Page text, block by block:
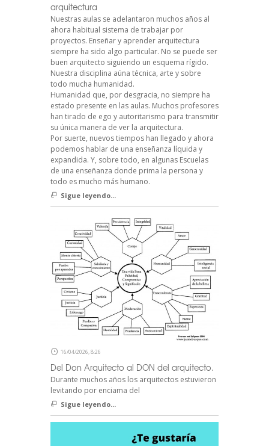
arquitectura
Nuestras aulas se adelantaron muchos años al
ahora habitual sistema de trabajar por
proyectos. Enseñar y aprender arquitectura
siempre ha sido algo particular. No se puede ser
buen arquitecto siguiendo un esquema rígido.
Nuestra disciplina aúna técnica, arte y sobre
todo mucha humanidad.
Humanidad que, por desgracia, no siempre ha
estado presente en las aulas. Muchos profesores
han tirado de ego y autoritarismo para transmitir
su única manera de ver la arquitectura.
Por suerte, nuevos tiempos han llegado y ahora
podemos hablar de una enseñanza líquida y
expandida. Y, sobre todo, en algunas Escuelas
de una enseñanza donde prima la persona y
todo es mucho más humano.
Sigue leyendo...
16/04/2026, 8:26
Del Don Arquitecto al DON del arquitecto.
Durante muchos años los arquitectos estuvieron
levitando por enciama del
Sigue leyendo...